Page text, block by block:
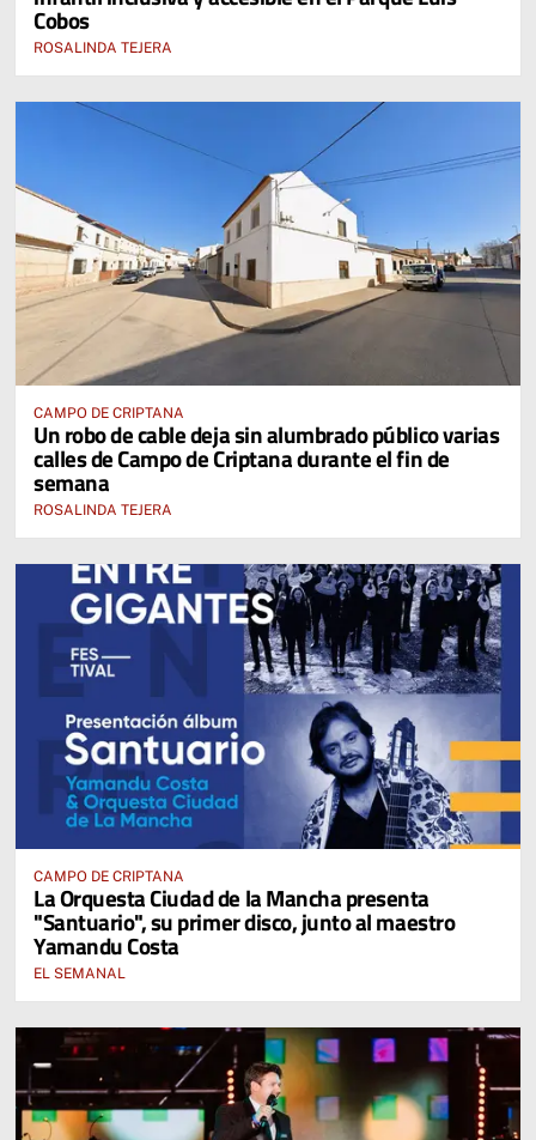
Cobos
ROSALINDA TEJERA
CAMPO DE CRIPTANA
Un robo de cable deja sin alumbrado público varias
calles de Campo de Criptana durante el fin de
semana
ROSALINDA TEJERA
CAMPO DE CRIPTANA
La Orquesta Ciudad de la Mancha presenta
"Santuario", su primer disco, junto al maestro
Yamandu Costa
EL SEMANAL